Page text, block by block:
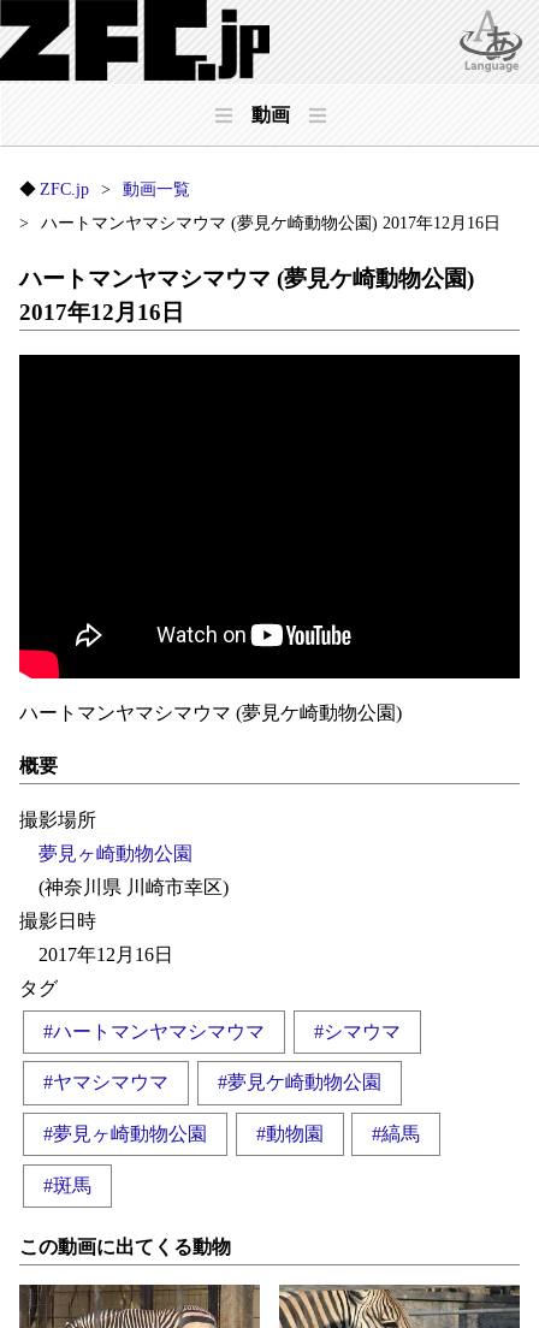
動画
ZFC.jp
動画一覧
ハートマンヤマシマウマ (夢見ケ崎動物公園) 2017年12月16日
ハートマンヤマシマウマ (夢見ケ崎動物公園)
2017年12月16日
ハートマンヤマシマウマ (夢見ケ崎動物公園)
概要
撮影場所
夢見ヶ崎動物公園
(神奈川県 川崎市幸区)
撮影日時
2017年12月16日
タグ
#ハートマンヤマシマウマ #シマウマ
#ヤマシマウマ #夢見ケ崎動物公園
#夢見ヶ崎動物公園 #動物園 #縞馬
#斑馬
この動画に出てくる動物